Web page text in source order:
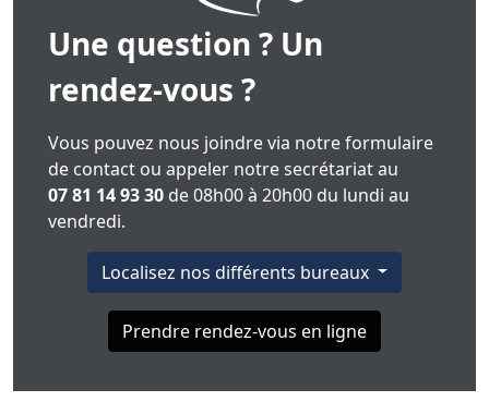
Une question ? Un
rendez-vous ?
Vous pouvez nous joindre via notre formulaire
de contact ou appeler notre secrétariat au
07 81 14 93 30 de 08h00 à 20h00 du lundi au
vendredi.
Localisez nos différents bureaux
Prendre rendez-vous en ligne